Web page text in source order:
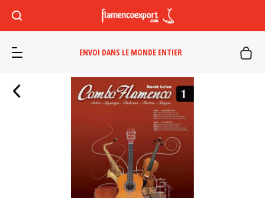
ENVOI DANS LE MONDE ENTIER